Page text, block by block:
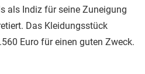
als Indiz für seine Zuneigung
Das Kleidungsstück
Euro für einen guten Zweck.